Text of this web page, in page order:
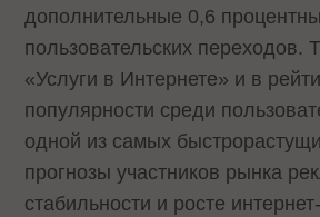
дополнительные 0,6
пользовательских переходов.
«Услуги в Интернете» и в
популярности среди
одной из самых
прогнозы участников рынка
стабильности и росте